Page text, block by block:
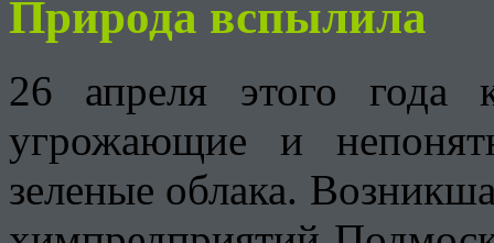
Природа вспылила
26 апреля этого года
угрожающие и
зеленые облака.